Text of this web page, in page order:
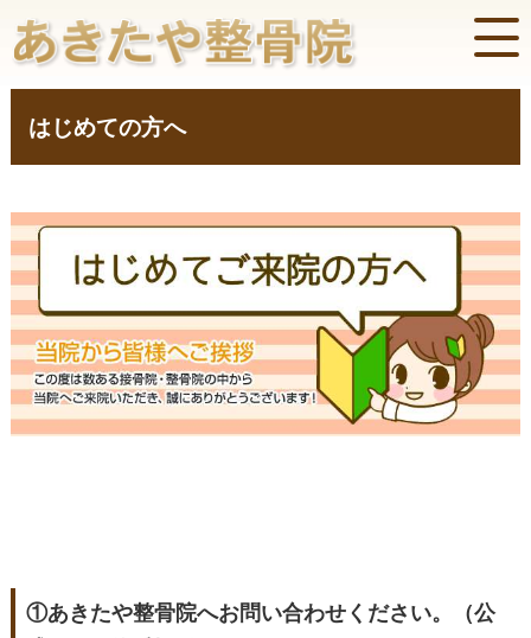
はじめての方へ
①あきたや整骨院へお問い合わせください。（公